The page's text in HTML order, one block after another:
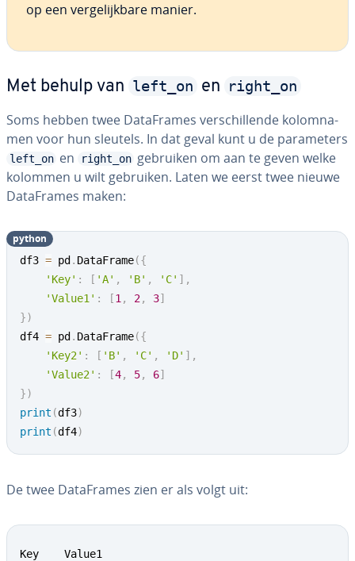
op een ver­ge­lijk­ba­re manier.
Met behulp van left_on en right_on
Soms hebben twee Da­taF­ra­mes ver­schil­len­de ko­lom­na­
men voor hun sleutels. In dat geval kunt u de pa­ra­me­ters
left_on en right_on gebruiken om aan te geven welke
kolommen u wilt gebruiken. Laten we eerst twee nieuwe
Da­taF­ra­mes maken:
df3 = pd . DataFrame({
'Key' : [ 'A' , 'B' , 'C' ] ,
'Value1' : [1 , 2, 3]
})
df4 = pd . DataFrame({
'Key2' : [ 'B' , 'C' , 'D' ] ,
'Value2' : [4, 5, 6]
})
print (df3)
print (df4)
python
De twee Da­taF­ra­mes zien er als volgt uit:
Key    Value1